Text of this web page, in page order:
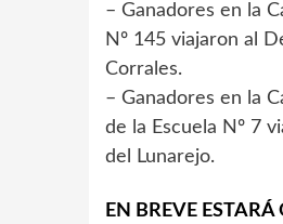
– Ganadores en la
Nº 145 viajaron al
Corrales.
– Ganadores en la
de la Escuela Nº 7
del Lunarejo.
EN BREVE